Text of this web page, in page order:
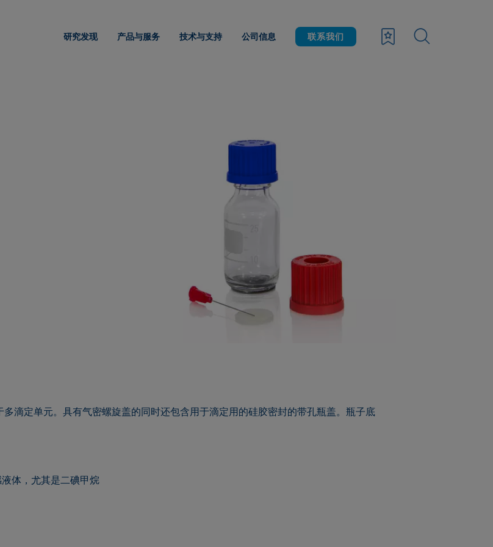
研究发现 产品与服务 技术与支持 公司信息 联系我们
滴定单元。具有气密螺旋盖的同时还包含用于滴定用的硅胶密封的带孔瓶盖。瓶子底
体，尤其是二碘甲烷